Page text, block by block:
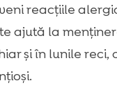
reacțiile
ajută la
și în lunile reci,